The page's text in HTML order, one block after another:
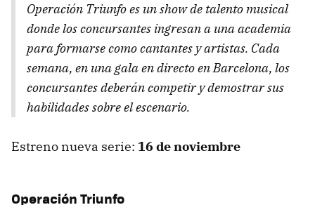
Operación Triunfoes un show de talento musical
donde los concursantes ingresan a una academia
para formarse como cantantes y artistas. Cada
semana, en una gala en directo en Barcelona, los
concursantes deberán competir y demostrar sus
habilidades sobre el escenario.
Estreno nueva serie: 16 de noviembre
Operación Triunfo